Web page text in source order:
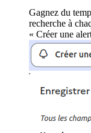
Gagnez du
recherche à
« Créer une